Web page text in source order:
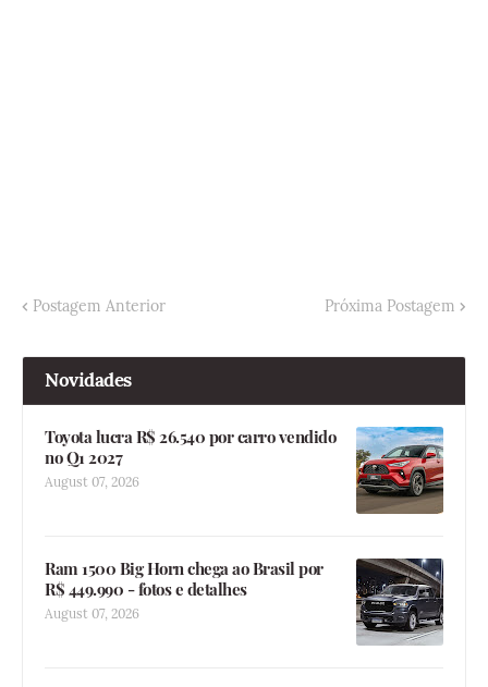
Postagem Anterior Próxima Postagem
Novidades
Toyota lucra R$ 26.540 por carro vendido
no Q1 2027
August 07, 2026
Ram 1500 Big Horn chega ao Brasil por
R$ 449.990 - fotos e detalhes
August 07, 2026